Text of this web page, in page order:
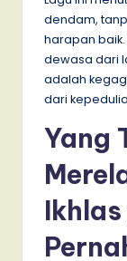
dendam,
harapan baik.
dewasa dari
adalah
dari
Yang